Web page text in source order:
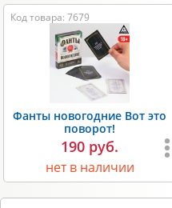
Код товара: 7679
Фанты новогодние Вот это
поворот!
190 руб.
нет в наличии